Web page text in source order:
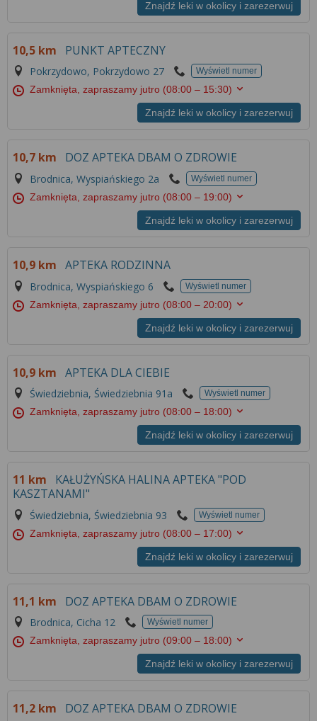
Znajdź leki w okolicy i zarezerwuj
10,5 km PUNKT APTECZNY
Pokrzydowo, Pokrzydowo 27 Wyświetl numer
Zamknięta, zapraszamy jutro (08:00 – 15:30)
Znajdź leki w okolicy i zarezerwuj
10,7 km DOZ APTEKA DBAM O ZDROWIE
Brodnica, Wyspiańskiego 2a Wyświetl numer
Zamknięta, zapraszamy jutro (08:00 – 19:00)
Znajdź leki w okolicy i zarezerwuj
10,9 km APTEKA RODZINNA
Brodnica, Wyspiańskiego 6 Wyświetl numer
Zamknięta, zapraszamy jutro (08:00 – 20:00)
Znajdź leki w okolicy i zarezerwuj
10,9 km APTEKA DLA CIEBIE
Świedziebnia, Świedziebnia 91a Wyświetl numer
Zamknięta, zapraszamy jutro (08:00 – 18:00)
Znajdź leki w okolicy i zarezerwuj
11 km
KAŁUŻYŃSKA HALINA APTEKA "POD
KASZTANAMI"
Świedziebnia, Świedziebnia 93 Wyświetl numer
Zamknięta, zapraszamy jutro (08:00 – 17:00)
Znajdź leki w okolicy i zarezerwuj
11,1 km DOZ APTEKA DBAM O ZDROWIE
Brodnica, Cicha 12 Wyświetl numer
Zamknięta, zapraszamy jutro (09:00 – 18:00)
Znajdź leki w okolicy i zarezerwuj
11,2 km DOZ APTEKA DBAM O ZDROWIE
Więcej informacji na temat wykorzystywania